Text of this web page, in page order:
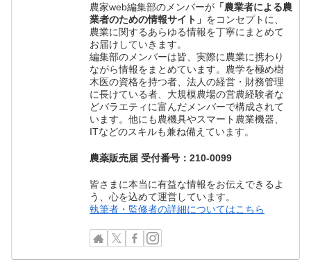
農家web編集部のメンバーが 「農業者による農
業者のための情報サイト」 をコンセプトに、
農業に関するあらゆる情報を丁寧にまとめて
お届けしていきます。
編集部のメンバーは皆、実際に農業に携わり
ながら情報をまとめています。農学を極め樹
木医の資格を持つ者、法人の経営・財務管理
に長けている者、大規模農場の営農経験者な
どバラエティに富んだメンバーで構成されて
います。他にも農機具やスマート農業機器、
ITなどのスキルも兼ね備えています。
農薬販売届 受付番号：210-0099
皆さまに本当に有益な情報をお伝えできるよ
う、心を込めて運営しています。
執筆者・監修者の詳細についてはこちら